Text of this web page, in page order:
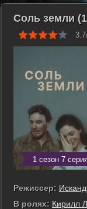
Соль земли
1 сезон 7
Режиссер:
В ролях: Кирилл